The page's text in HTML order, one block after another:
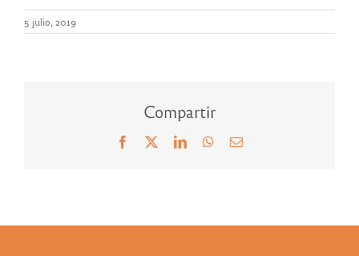
5 julio, 2019
Compartir
Facebook LinkedInWhatsApp
Correo